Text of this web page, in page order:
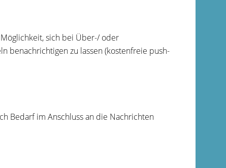
sich bei Über-/ oder
benachrichtigen zu lassen (kostenfreie push-
Bedarf im Anschluss an die Nachrichten